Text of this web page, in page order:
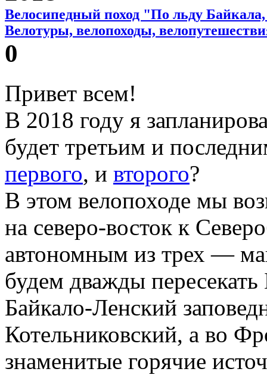
Велосипедный поход "По льду
Велотуры, велопоходы,
0
Привет всем!
В 2018 году я
будет третьим и
первого, и второго?
В этом велопоходе мы
на северо-восток к
автономным из трех —
будем дважды
Байкало-Ленский
Котельниковский, а во
знаменитые горячие